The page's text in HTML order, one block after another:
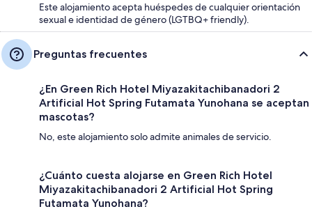
Este alojamiento acepta huéspedes de cualquier orientación
sexual e identidad de género (LGTBQ+ friendly).
Preguntas frecuentes
¿En Green Rich Hotel Miyazakitachibanadori 2
Artificial Hot Spring Futamata Yunohana se aceptan
mascotas?
No, este alojamiento solo admite animales de servicio.
¿Cuánto cuesta alojarse en Green Rich Hotel
Miyazakitachibanadori 2 Artificial Hot Spring
Futamata Yunohana?